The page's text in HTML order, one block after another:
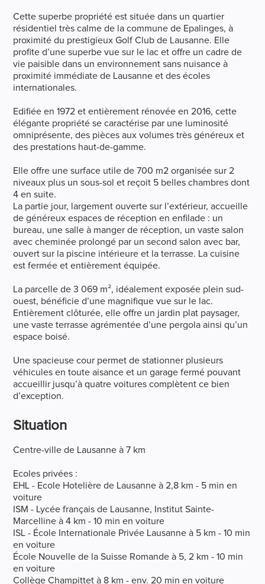
Cette superbe propriété est située dans un quartier
résidentiel très calme de la commune de Epalinges, à
proximité du prestigieux Golf Club de Lausanne. Elle
profite d’une superbe vue sur le lac et offre un cadre de
vie paisible dans un environnement sans nuisance à
proximité immédiate de Lausanne et des écoles
internationales.
Edifiée en 1972 et entièrement rénovée en 2016, cette
élégante propriété se caractérise par une luminosité
omniprésente, des pièces aux volumes très généreux et
des prestations haut-de-gamme.
Elle offre une surface utile de 700 m2 organisée sur 2
niveaux plus un sous-sol et reçoit 5 belles chambres dont
4 en suite.
La partie jour, largement ouverte sur l’extérieur, accueille
de généreux espaces de réception en enfilade : un
bureau, une salle à manger de réception, un vaste salon
avec cheminée prolongé par un second salon avec bar,
ouvert sur la piscine intérieure et la terrasse. La cuisine
est fermée et entièrement équipée.
La parcelle de 3 069 m², idéalement exposée plein sud-
ouest, bénéficie d’une magnifique vue sur le lac.
Entièrement clôturée, elle offre un jardin plat paysager,
une vaste terrasse agrémentée d’une pergola ainsi qu’un
espace boisé.
Une spacieuse cour permet de stationner plusieurs
véhicules en toute aisance et un garage fermé pouvant
accueillir jusqu’à quatre voitures complètent ce bien
d’exception.
Situation
Centre-ville de Lausanne à 7 km
Ecoles privées :
EHL - Ecole Hotelière de Lausanne à 2,8 km - 5 min en
voiture
ISM - Lycée français de Lausanne, Institut Sainte-
Marcelline à 4 km - 10 min en voiture
ISL - École Internationale Privée Lausanne à 5 km - 10 min
en voiture
École Nouvelle de la Suisse Romande à 5, 2 km - 10 min
en voiture
Collège Champittet à 8 km - env. 20 min en voiture